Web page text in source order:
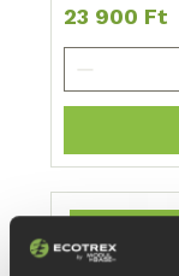
Ár
23 900 Ft
Nagy